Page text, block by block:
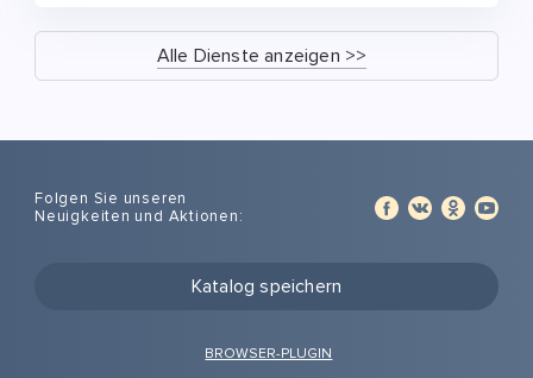
Alle Dienste anzeigen >>
Katalog speichern
Folgen Sie unseren
Neuigkeiten und Aktionen:
BROWSER-PLUGIN